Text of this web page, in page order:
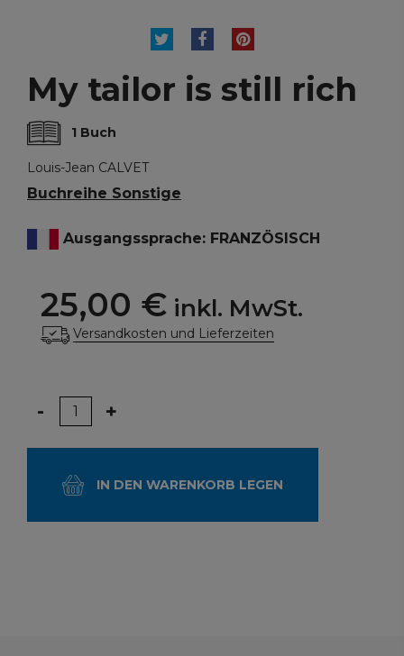
TWEETTEILENPINTEREST
My tailor is still rich
1 Buch
Louis-Jean CALVET
Buchreihe Sonstige
Ausgangssprache: FRANZÖSISCH
25,00 € inkl. MwSt.
Versandkosten und Lieferzeiten
Menge
- +
IN DEN WARENKORB LEGEN